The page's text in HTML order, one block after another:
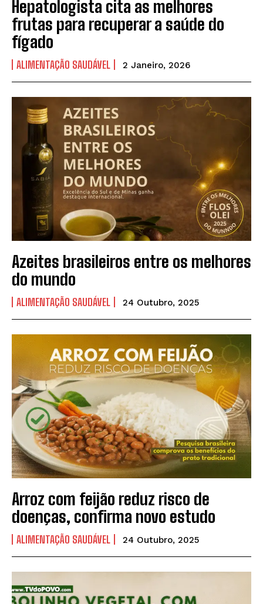
Hepatologista cita as melhores
frutas para recuperar a saúde do
fígado
ALIMENTAÇÃO SAUDÁVEL 2 Janeiro, 2026
Azeites brasileiros entre os melhores
do mundo
ALIMENTAÇÃO SAUDÁVEL 24 Outubro, 2025
Arroz com feijão reduz risco de
doenças, confirma novo estudo
ALIMENTAÇÃO SAUDÁVEL 24 Outubro, 2025